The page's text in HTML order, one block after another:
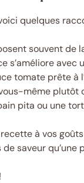
quelques
souvent de
s’améliore avec
tomate prête à
même
pita ou une
à vos
saveur qu’une